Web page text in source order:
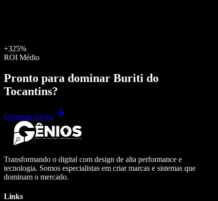
+325%
ROI Médio
Pronto para dominar Buriti do
Tocantins?
Começar Agora
Transformando o digital com design de alta performance e
tecnologia. Somos especialistas em criar marcas e sistemas que
dominam o mercado.
Links